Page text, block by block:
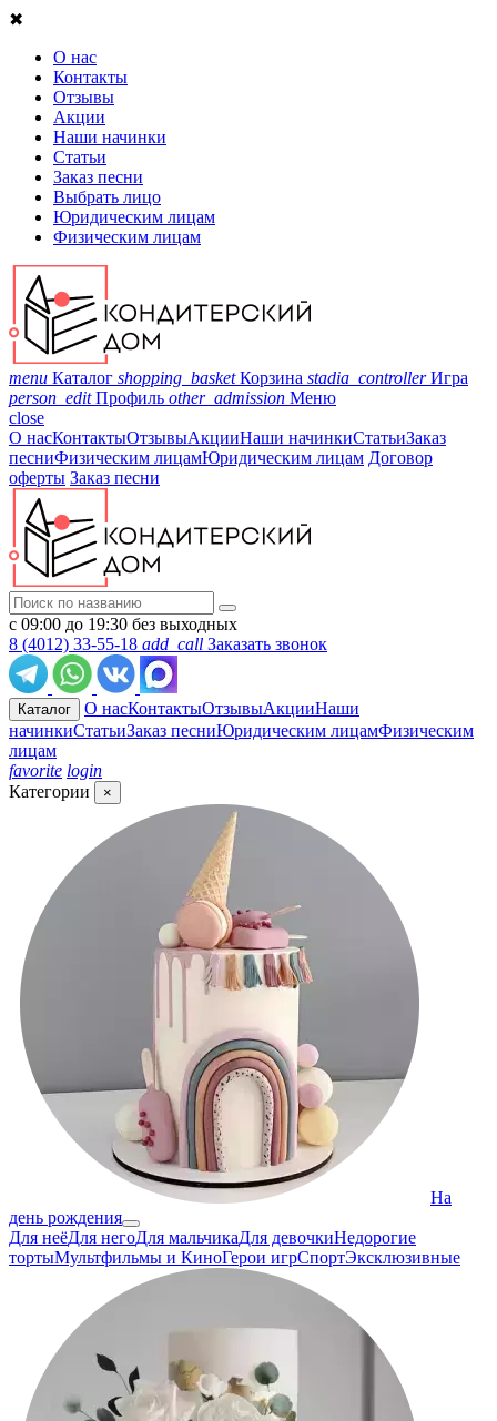
✖
О нас
Контакты
Отзывы
Акции
Наши начинки
Статьи
Заказ песни
Выбрать лицо
Юридическим лицам
Физическим лицам
menu Каталог shopping_basket Корзина stadia_controller Игра
person_edit Профиль other_admission Меню
close
О насКонтактыОтзывыАкцииНаши начинкиСтатьиЗаказ
песниФизическим лицамЮридическим лицам Договор
оферты Заказ песни
с 09:00 до 19:30 без выходных
8 (4012) 33-55-18 add_call Заказать звонок
Каталог О насКонтактыОтзывыАкцииНаши
начинкиСтатьиЗаказ песниЮридическим лицамФизическим
лицам
favorite login
Категории
×
На
день рождения
Для неёДля негоДля мальчикаДля девочкиНедорогие
тортыМультфильмы и КиноГерои игрСпортЭксклюзивные